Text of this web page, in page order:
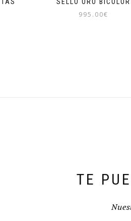
995.00€
TE